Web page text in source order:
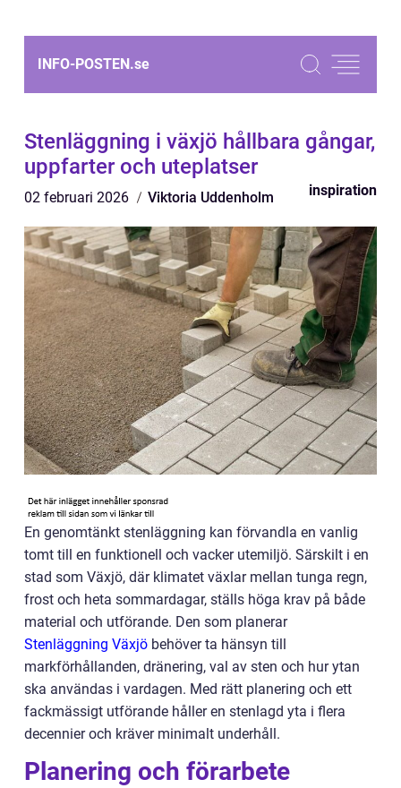
INFO-POSTEN.se
Stenläggning i växjö hållbara gångar,
uppfarter och uteplatser
02 februari 2026 Viktoria Uddenholm inspiration
En genomtänkt stenläggning kan förvandla en vanlig
tomt till en funktionell och vacker utemiljö. Särskilt i en
stad som Växjö, där klimatet växlar mellan tunga regn,
frost och heta sommardagar, ställs höga krav på både
material och utförande. Den som planerar
Stenläggning Växjö behöver ta hänsyn till
markförhållanden, dränering, val av sten och hur ytan
ska användas i vardagen. Med rätt planering och ett
fackmässigt utförande håller en stenlagd yta i flera
decennier och kräver minimalt underhåll.
Planering och förarbete